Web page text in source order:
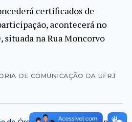
certificados de
acontecerá no
situada na Rua Moncorvo
DE COMUNICAÇÃO DA UFRJ